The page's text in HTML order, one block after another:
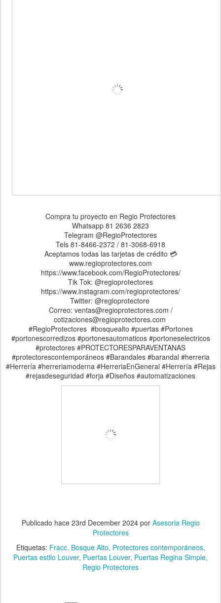
Compra tu proyecto en Regio Protectores
Whatsapp 81 2636 2823
Telegram @RegioProtectores
Tels 81-8466-2372 / 81-3068-6918
Aceptamos todas las tarjetas de crédito 💳
www.regioprotectores.com
https://www.facebook.com/RegioProtectores/
Tik Tok: @regioprotectores
https://www.instagram.com/regioprotectores/
Twitter: @regioprotectore
Correo: ventas@regioprotectores.com /
cotizaciones@regioprotectores.com
#RegioProtectores #bosquealto #puertas #Portones
#portonescorredizos #portonesautomaticos #portoneselectricos
#protectores #PROTECTORESPARAVENTANAS
#protectorescontemporáneos #Barandales #barandal #herreria
#Herrería #herreriamoderna #HerreriaEnGeneral #Herrería #Rejas
#rejasdeseguridad #forja #Diseños #automatizaciones
Publicado hace 23rd December 2024por Asesoria Regio
Protectores
Etiquetas: Fracc. Bosque Alto Protectores contemporáneos
Puertas estilo Louver Puertas Louver Puertas Regina Simple
Regio Protectores